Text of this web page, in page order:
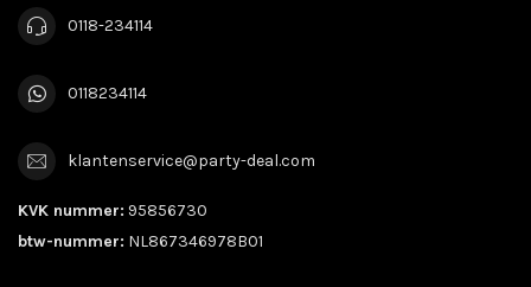
0118-234114
0118234114
klantenservice@party-deal.com
KVK nummer: 95856730
btw-nummer: NL867346978B01